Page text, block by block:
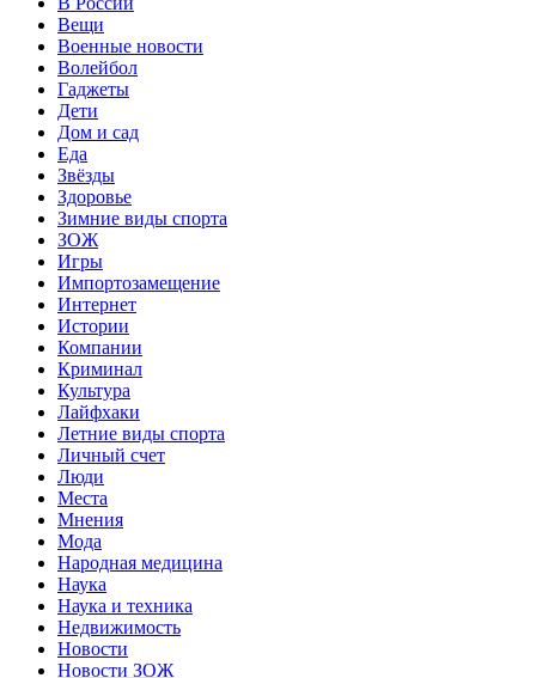
Вещи
Военные новости
Волейбол
Гаджеты
Дети
Дом и сад
Еда
Звёзды
Здоровье
Зимние виды спорта
ЗОЖ
Игры
Импортозамещение
Интернет
Истории
Компании
Криминал
Культура
Лайфхаки
Летние виды спорта
Личный счет
Люди
Места
Мнения
Мода
Народная медицина
Наука
Наука и техника
Недвижимость
Новости
Новости ЗОЖ